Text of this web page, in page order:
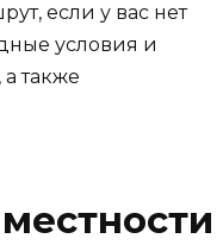
если у вас нет
условия и
также